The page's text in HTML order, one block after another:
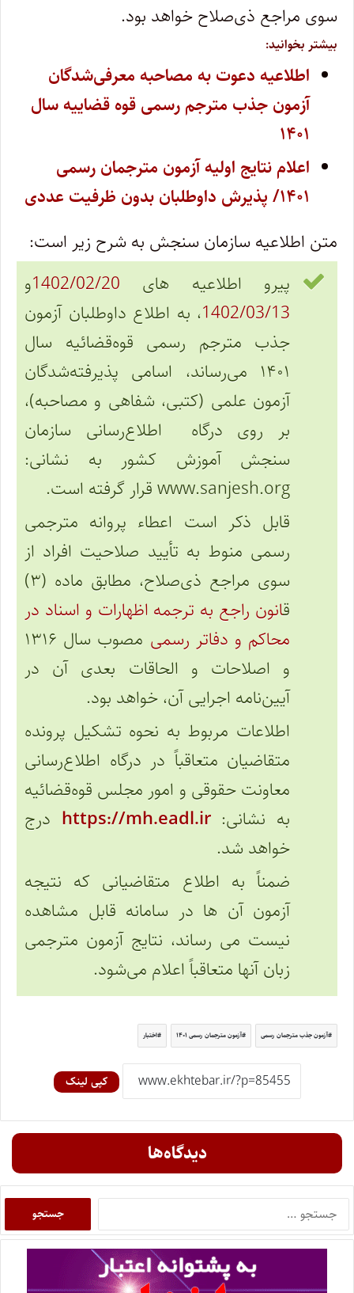
سوی مراجع ذی‌صلاح خواهد بود.
بیشتر بخوانید:
اطلاعیه دعوت به مصاحبه معرفی‌شدگان
آزمون جذب مترجم رسمی قوه قضاییه سال
۱۴۰۱
اعلام نتایج اولیه آزمون مترجمان رسمی
۱۴۰۱/ پذیرش داوطلبان بدون ظرفیت عددی
متن اطلاعیه سازمان سنجش به شرح زیر است:
پیرو اطلاعیه های 1402/02/20و
1402/03/13، به اطلاع داوطلبان آزمون
جذب مترجم رسمی قوه‌قضائیه سال
۱۴۰۱ می‌رساند، اسامی پذیرفته‌شدگان
آزمون علمی (کتبی، شفاهی و مصاحبه)،
بر روی درگاه اطلاع‌رسانی سازمان
سنجش آموزش کشور به نشانی:
www.sanjesh.org قرار گرفته است.
قابل ذکر است اعطاء پروانه مترجمی
رسمی منوط به تأیید صلاحیت افراد از
سوی مراجع ذی‌صلاح، مطابق ماده (۳)
قانون راجع به ترجمه اظهارات و اسناد در
محاکم و دفاتر رسمی
مصوب سال ۱۳۱۶
و اصلاحات و الحاقات بعدی آن در
آیین‌نامه اجرایی آن، خواهد بود.
اطلاعات مربوط به نحوه تشکیل پرونده
متقاضیان متعاقباً در درگاه اطلاع‌رسانی
معاونت حقوقی و امور مجلس قوه‌قضائیه
به نشانی:https://mh.eadl.ir درج
خواهد شد.
ضمناً به اطلاع متقاضیانی که نتیجه
آزمون آن ها در سامانه قابل مشاهده
نیست می رساند، نتایج آزمون مترجمی
زبان آنها متعاقباً اعلام می‌شود.
آزمون جذب مترجمان رسمی آزمون مترجمان رسمی ۱۴۰۱ اختبار
کپی لینک
دیدگاه‌ها